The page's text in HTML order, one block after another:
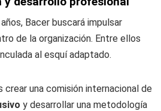
Bacer buscará impulsar
de la organización. Entre ellos
al esquí adaptado.
crear una comisión internacional de
y desarrollar una metodología